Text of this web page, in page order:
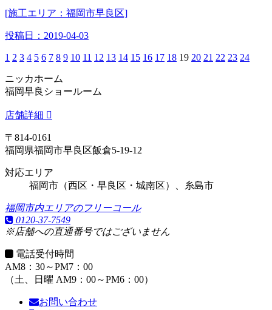
[施工エリア：福岡市早良区]
投稿日： 2019-04-03
1 2 3 4 5 6 7 8 9 10 11 12 13 14 15 16 17 18 19 20 21 22 23 24
ニッカホーム
福岡早良ショールーム
店舗詳細
〒814-0161
福岡県福岡市早良区飯倉5-19-12
対応エリア
福岡市（西区・早良区・城南区）、糸島市
福岡市内エリアのフリーコール
0120-37-7549
※店舗への直通番号ではございません
電話受付時間
AM8：30～PM7：00
（土、日曜 AM9：00～PM6：00）
お問い合わせ